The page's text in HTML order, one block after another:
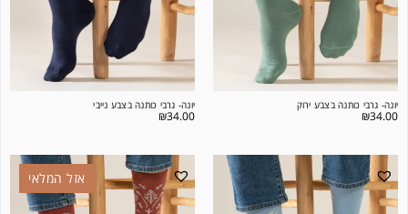
יונה- גרבי כותנה בצבע ירוק
₪34.00
יונה- גרבי כותנה בצבע נייבי
₪34.00
אזל המלאי